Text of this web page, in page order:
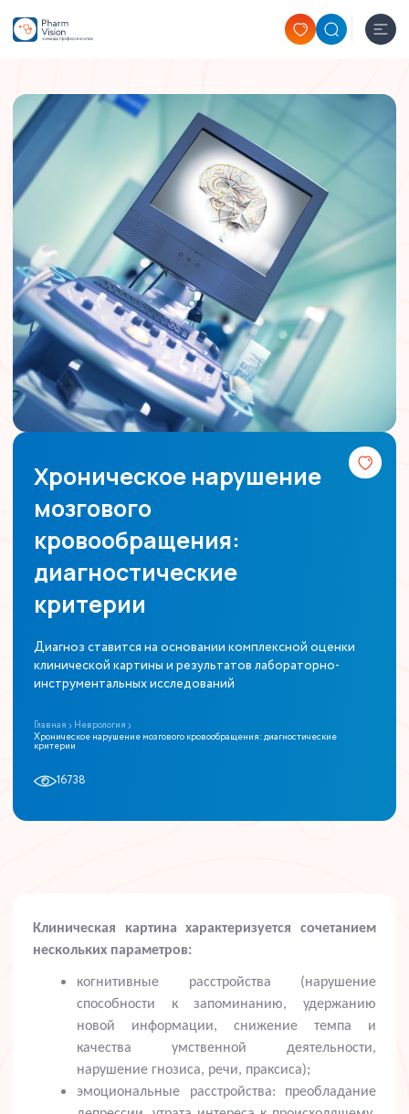
Хроническое нарушение
мозгового
кровообращения:
диагностические
критерии
Диагноз ставится на основании комплексной оценки
клинической картины и результатов лабораторно-
инструментальных исследований
Главная
Неврология
Хроническое нарушение мозгового кровообращения: диагностические
критерии
16738
Клиническая картина характеризуется сочетанием
нескольких параметров:
когнитивные расстройства (нарушение
способности к запоминанию, удержанию
новой информации, снижение темпа и
качества умственной деятельности,
нарушение гнозиса, речи, праксиса);
эмоциональные расстройства: преобладание